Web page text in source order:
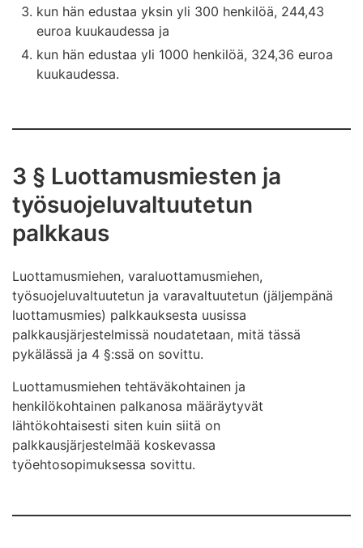
kun hän edustaa yksin yli 300 henkilöä, 244,43
euroa kuukaudessa ja
kun hän edustaa yli 1000 henkilöä, 324,36 euroa
kuukaudessa.
3 § Luottamusmiesten ja
työsuojeluvaltuutetun
palkkaus
Luottamusmiehen, varaluottamusmiehen,
työsuojeluvaltuutetun ja varavaltuutetun (jäljempänä
luottamusmies) palkkauksesta uusissa
palkkausjärjestelmissä noudatetaan, mitä tässä
pykälässä ja 4 §:ssä on sovittu.
Luottamusmiehen tehtäväkohtainen ja
henkilökohtainen palkanosa määräytyvät
lähtökohtaisesti siten kuin siitä on
palkkausjärjestelmää koskevassa
työehtosopimuksessa sovittu.